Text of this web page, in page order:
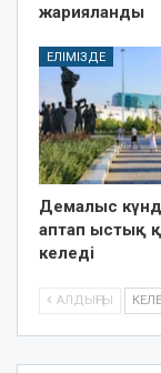
жарияланды
ЕЛІМІЗДЕ
Демалыс
аптап ыстық
келеді
АЛДЫҢҒЫ